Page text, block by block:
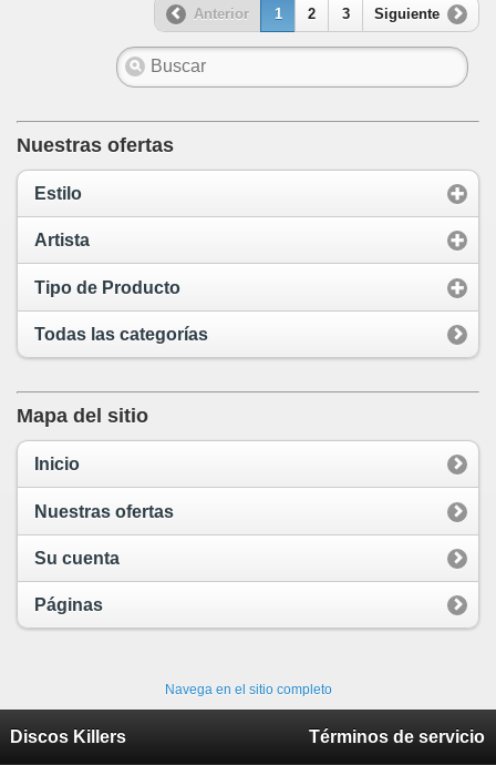
Anterior 1 2 3 Siguiente
Nuestras ofertas
Estilo
Artista
Tipo de Producto
Todas las categorías
Mapa del sitio
Inicio
Nuestras ofertas
Su cuenta
Páginas
Navega en el sitio completo
Discos Killers Términos de servicio